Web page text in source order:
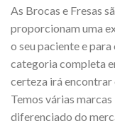
As Brocas e Fresas
proporcionam uma
o seu paciente e
categoria completa
certeza irá
Temos várias
diferenciado do